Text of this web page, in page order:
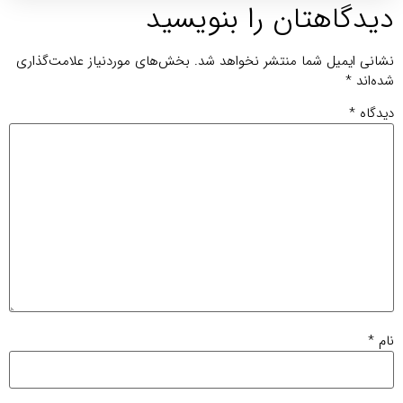
را بنویسید
ایمیل شما منتشر نخواهد شد. بخش‌های موردنیاز علامت‌گذاری
*
*
*